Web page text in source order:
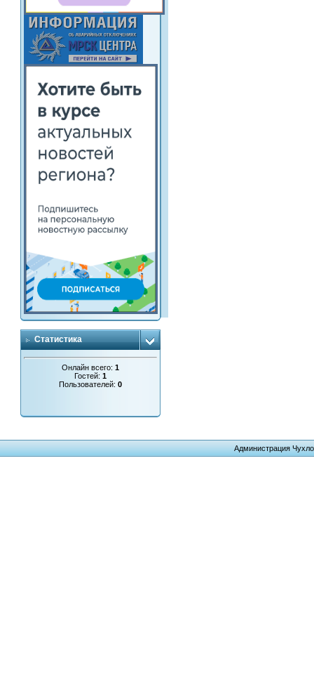
Статистика
Онлайн всего:1
Гостей:1
Пользователей:0
Администрация